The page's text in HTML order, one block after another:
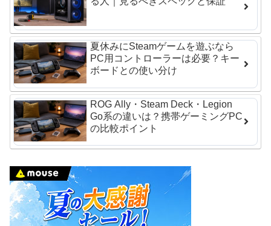
夏休みにSteamゲームを遊ぶなら
PC用コントローラーは必要？キー
ボードとの使い分け
ROG Ally・Steam Deck・Legion
Go系の違いは？携帯ゲーミングPC
の比較ポイント